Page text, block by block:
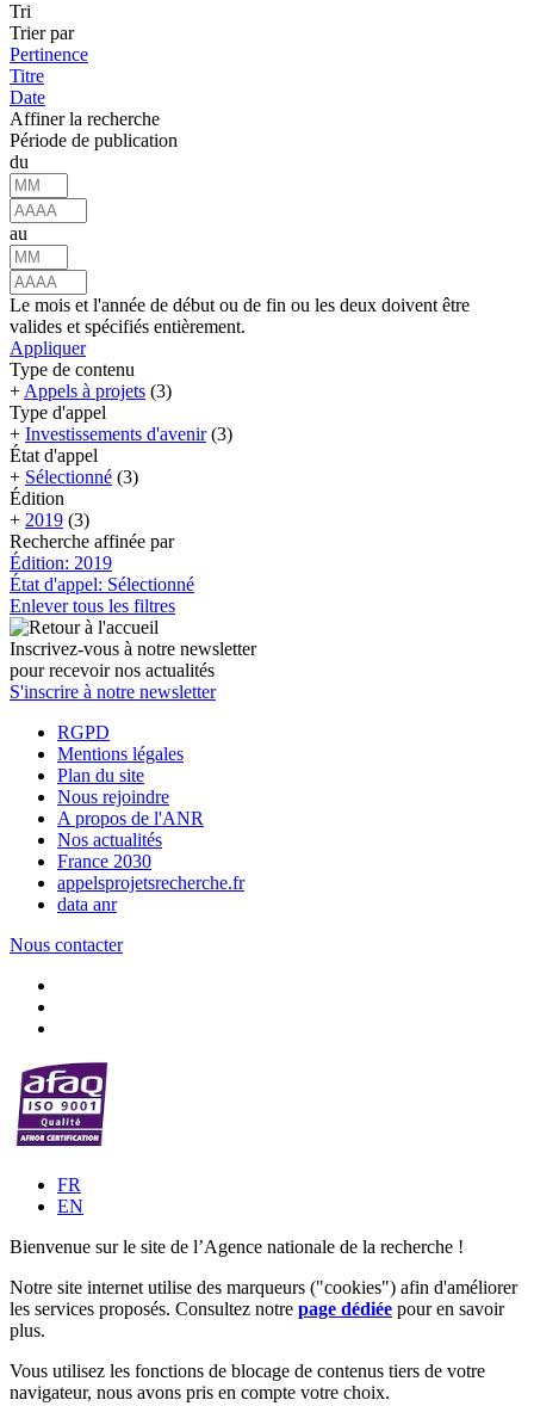
Tri
Trier par
Pertinence
Titre
Date
Affiner la recherche
Période de publication
du
au
Le mois et l'année de début ou de fin ou les deux doivent être
valides et spécifiés entièrement.
Appliquer
Type de contenu
+ Appels à projets (3)
Type d'appel
+ Investissements d'avenir (3)
État d'appel
+ Sélectionné (3)
Édition
+ 2019 (3)
Recherche affinée par
Édition: 2019
État d'appel: Sélectionné
Enlever tous les filtres
Inscrivez-vous à notre newsletter
pour recevoir nos actualités
S'inscrire à notre newsletter
RGPD
Mentions légales
Plan du site
Nous rejoindre
A propos de l'ANR
Nos actualités
France 2030
appelsprojetsrecherche.fr
data anr
Nous contacter
FR
EN
Bienvenue sur le site de l’Agence nationale de la recherche !
Notre site internet utilise des marqueurs ("cookies") afin d'améliorer
les services proposés. Consultez notre page dédiée pour en savoir
plus.
Vous utilisez les fonctions de blocage de contenus tiers de votre
navigateur, nous avons pris en compte votre choix.